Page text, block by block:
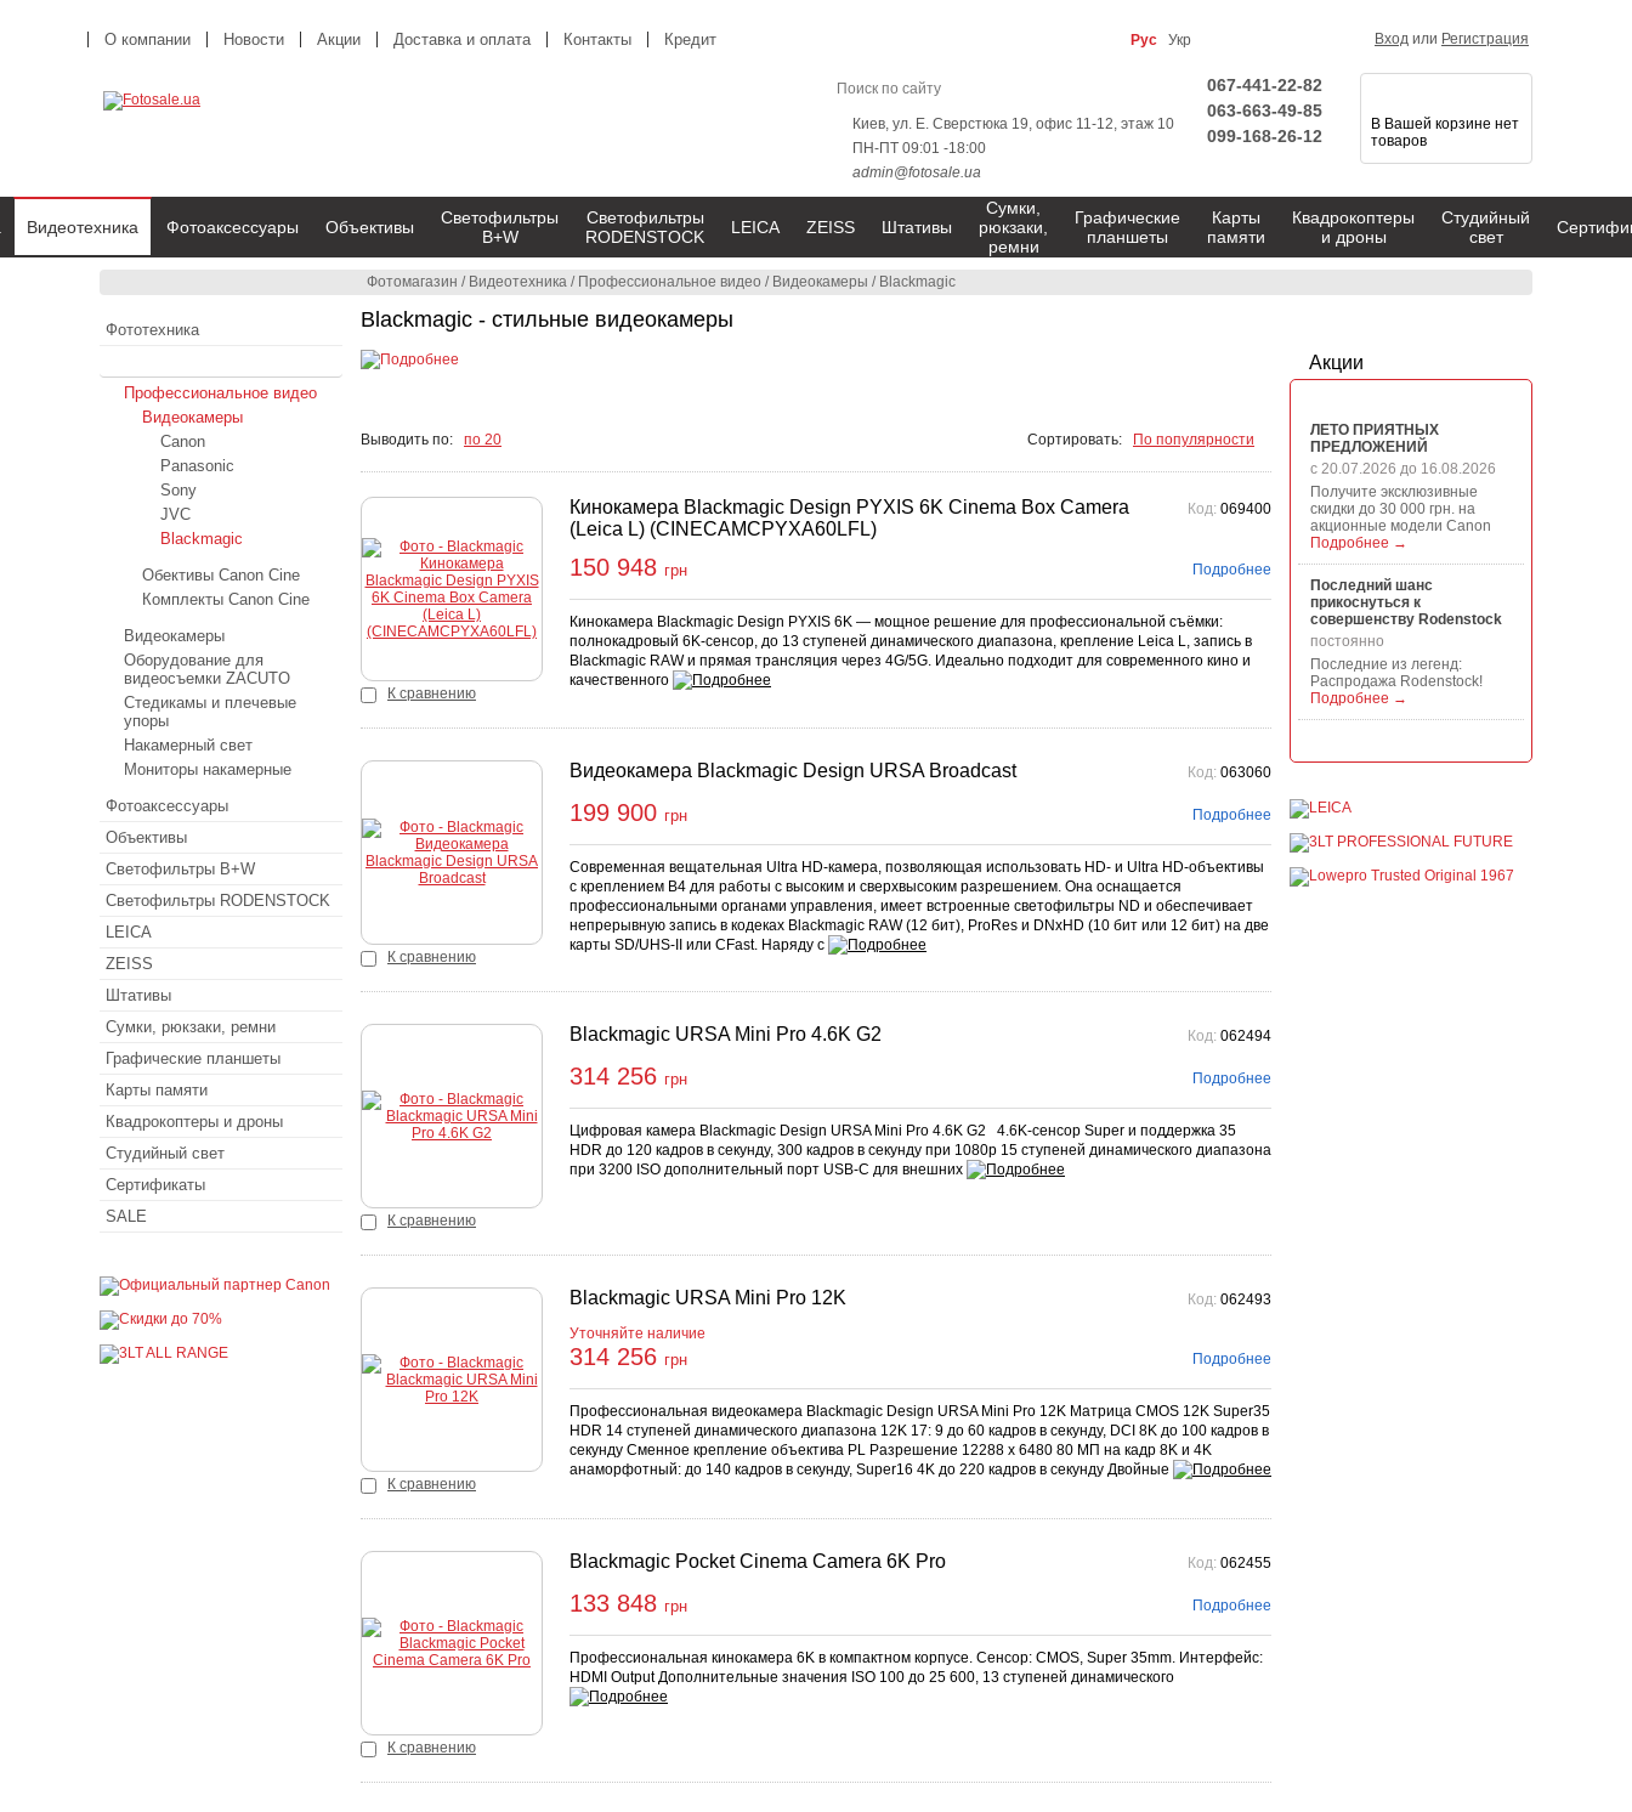
Фотомагазин / Видеотехника / Профессиональное видео / Видеокамеры / Blackmagic
Blackmagic - стильные видеокамеры
Выводить по: по 20 Сортировать: По популярности
К сравнению
Кинокамера Blackmagic Design PYXIS 6K Cinema Box Camera
(Leica L) (CINECAMCPYXA60LFL)
Код: 069400
150 948 грн
Купить Подробнее
Кинокамера Blackmagic Design PYXIS 6K — мощное решение для профессиональной съёмки:
полнокадровый 6K-сенсор, до 13 ступеней динамического диапазона, крепление Leica L, запись в
Blackmagic RAW и прямая трансляция через 4G/5G. Идеально подходит для современного кино и
качественного
К сравнению
Видеокамера Blackmagic Design URSA Broadcast Код: 063060
199 900 грн Подробнее
Современная вещательная Ultra HD-камера, позволяющая использовать HD- и Ultra HD-объективы
с креплением B4 для работы с высоким и сверхвысоким разрешением. Она оснащается
профессиональными органами управления, имеет встроенные светофильтры ND и обеспечивает
непрерывную запись в кодеках Blackmagic RAW (12 бит), ProRes и DNxHD (10 бит или 12 бит) на две
карты SD/UHS-II или CFast. Наряду с
К сравнению
Blackmagic URSA Mini Pro 4.6K G2 Код: 062494
314 256 грн Подробнее
Цифровая камера Blackmagic Design URSA Mini Pro 4.6K G2 4.6K-сенсор Super и поддержка 35
HDR до 120 кадров в секунду, 300 кадров в секунду при 1080p 15 ступеней динамического диапазона
при 3200 ISO дополнительный порт USB-C для внешних
К сравнению
Blackmagic URSA Mini Pro 12K Код: 062493
Уточняйте наличие
314 256 грн
Купить Подробнее
Профессиональная видеокамера Blackmagic Design URSA Mini Pro 12K Матрица CMOS 12K Super35
HDR 14 ступеней динамического диапазона 12K 17: 9 до 60 кадров в секунду, DCI 8K до 100 кадров в
секунду Сменное крепление объектива PL Разрешение 12288 x 6480 80 МП на кадр 8K и 4K
анаморфотный: до 140 кадров в секунду, Super16 4K до 220 кадров в секунду Двойные
К сравнению
Blackmagic Pocket Cinema Camera 6K Pro Код: 062455
133 848 грн Подробнее
Профессиональная кинокамера 6K в компактном корпусе. Сенсор: CMOS, Super 35mm. Интерфейс:
HDMI Output Дополнительные значения ISO 100 до 25 600, 13 ступеней динамического
Акции
ЛЕТО ПРИЯТНЫХ
ПРЕДЛОЖЕНИЙ
с 20.07.2026 до 16.08.2026
Получите эксклюзивные
скидки до 30 000 грн. на
акционные модели Canon
Подробнее →
Последний шанс
прикоснуться к
совершенству Rodenstock
постоянно
Последние из легенд:
Распродажа Rodenstock!
Подробнее →
Manfrotto, National
продукции Manfrotto, National
гарантиров...
Подробнее →
О компании Новости Акции Доставка и оплата Контакты Кредит Рус Укр Вход или Регистрация
Киев, ул. Е. Сверстюка 19, офис 11-12, этаж 10
ПН-ПТ 09:01 -18:00
admin@fotosale.ua
067-441-22-82
063-663-49-85
099-168-26-12
В Вашей корзине нет
товаров
Видеотехника Фотоаксессуары Объективы
Светофильтры
B+W
Светофильтры
RODENSTOCK
LEICA ZEISS Штативы
Сумки,
рюкзаки,
ремни
Графические
планшеты
Карты
памяти
Квадрокоптеры
и дроны
Студийный
свет
Фототехника
Профессиональное видео
Видеокамеры
Canon
Panasonic
Sony
JVC
Blackmagic
Обективы Canon Cine
Комплекты Canon Cine
Видеокамеры
Оборудование для
видеосъемки ZACUTO
Стедикамы и плечевые
упоры
Накамерный свет
Мониторы накамерные
Фотоаксессуары
Объективы
Светофильтры B+W
Светофильтры RODENSTOCK
LEICA
ZEISS
Штативы
Сумки, рюкзаки, ремни
Графические планшеты
Карты памяти
Квадрокоптеры и дроны
Студийный свет
Сертификаты
SALE